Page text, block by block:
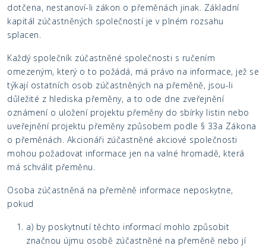
dotčena, nestanoví-li zákon o přeměnách jinak. Základní
kapitál zúčastněných společností je v plném rozsahu
splacen.
Každý společník zúčastněné společnosti s ručením
omezeným, který o to požádá, má právo na informace, jež se
týkají ostatních osob zúčastněných na přeměně, jsou-li
důležité z hlediska přeměny, a to ode dne zveřejnění
oznámení o uložení projektu přeměny do sbírky listin nebo
uveřejnění projektu přeměny způsobem podle § 33a Zákona
o přeměnách. Akcionáři zúčastněné akciové společnosti
mohou požadovat informace jen na valné hromadě, která
má schválit přeměnu.
Osoba zúčastněná na přeměně informace neposkytne,
pokud
a) by poskytnutí těchto informací mohlo způsobit
značnou újmu osobě zúčastněné na přeměně nebo jí